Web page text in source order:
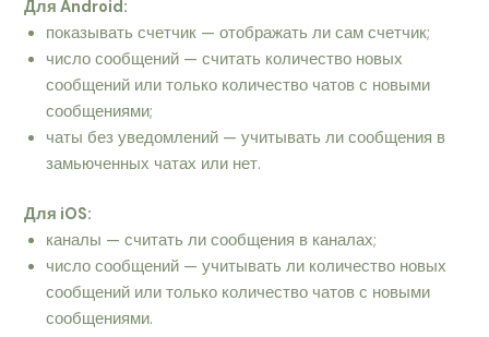
Для Android:
показывать счетчик — отображать ли сам счетчик;
число сообщений — считать количество новых
сообщений или только количество чатов с новыми
сообщениями;
чаты без уведомлений — учитывать ли сообщения в
замьюченных чатах или нет.
Для iOS:
каналы — считать ли сообщения в каналах;
число сообщений — учитывать ли количество новых
сообщений или только количество чатов с новыми
сообщениями.